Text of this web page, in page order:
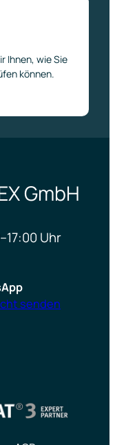
Ihnen, wie Sie
können.
GmbH
Uhr
senden